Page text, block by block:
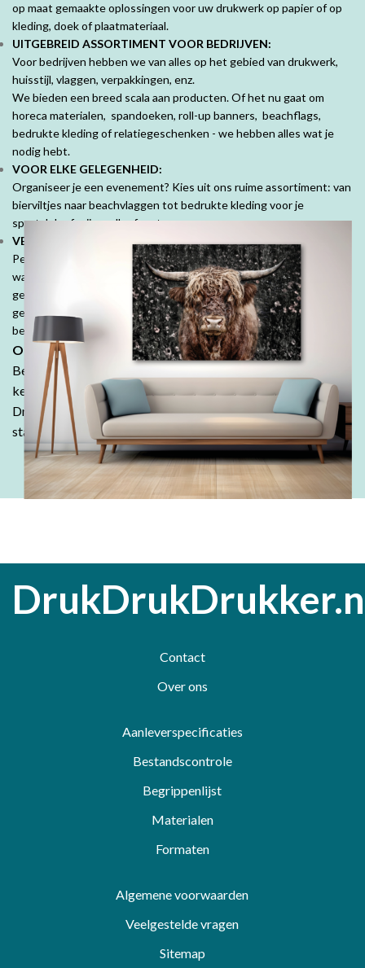
op maat gemaakte oplossingen voor uw drukwerk op papier of op
kleding, doek of plaatmateriaal.
UITGEBREID ASSORTIMENT VOOR BEDRIJVEN:
Voor bedrijven hebben we van alles op het gebied van drukwerk,
huisstijl, vlaggen, verpakkingen, enz.
We bieden een breed scala aan producten. Of het nu gaat om
horeca materialen, spandoeken, roll-up banners, beachflags,
bedrukte kleding of relatiegeschenken - we hebben alles wat je
nodig hebt.
VOOR ELKE GELEGENHEID:
Organiseer je een evenement? Kies uit ons ruime assortiment: van
bierviltjes naar beachvlaggen tot bedrukte kleding voor je
sportclub of vrijgezellenfeest.
VEEL MOOIE PRODUCTEN VOOR PARTICULIEREN:
Personaliseer je ruimte met mooie fotoproducten. Prachtige
wanddecoraties, fotobehang, fotoboeken, kussens en tuinposters,
geef jouw herinneringen een speciale plek. Denk ook aan
geboorte- of trouwkaarten, geboortekussens en je persoonlijk
bedrukte tafelkleed.
Ontdek de DrukDrukDrukker-ervaring:
Bestel in onze webshop en ontdek waarom klanten keer op
keer kiezen voor de kwaliteit en betaalbaarheid van
DrukDrukDrukker.Laat jouw ideeën tot leven komen - wij
staan voor je klaar!
Contact
Over ons
Aanleverspecificaties
Bestandscontrole
Begrippenlijst
Materialen
Formaten
Algemene voorwaarden
Veelgestelde vragen
Sitemap